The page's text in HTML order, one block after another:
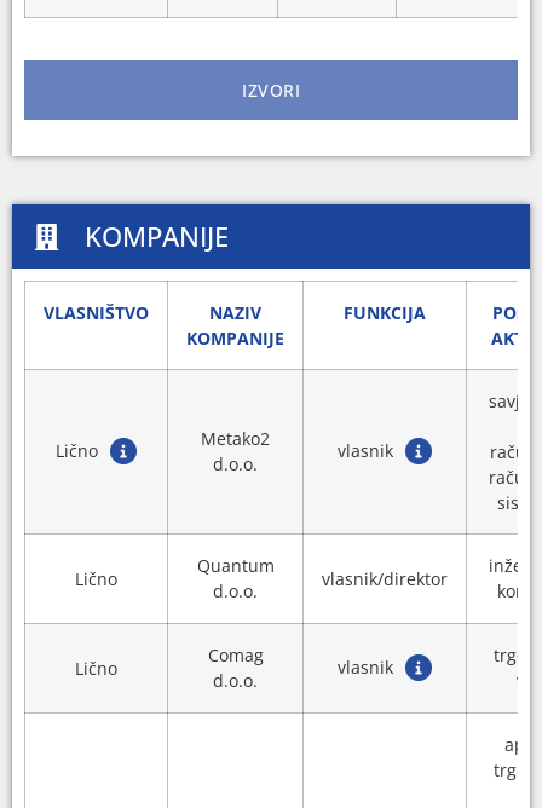
IZVORI
KOMPANIJE
VLASNIŠTVO
NAZIV
KOMPANIJE
FUNKCIJA
Lično
Metako2
d.o.o.
vlasnik
Lično
Quantum
d.o.o.
vlasnik/direktor
Lično
Comag
d.o.o.
vlasnik